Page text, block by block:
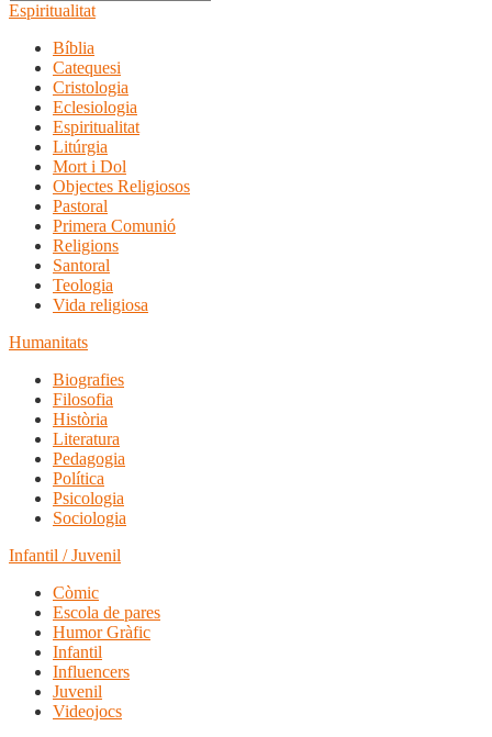
Espiritualitat
Bíblia
Catequesi
Cristologia
Eclesiologia
Espiritualitat
Litúrgia
Mort i Dol
Objectes Religiosos
Pastoral
Primera Comunió
Religions
Santoral
Teologia
Vida religiosa
Humanitats
Biografies
Filosofia
Història
Literatura
Pedagogia
Política
Psicologia
Sociologia
Infantil / Juvenil
Còmic
Escola de pares
Humor Gràfic
Infantil
Influencers
Juvenil
Videojocs